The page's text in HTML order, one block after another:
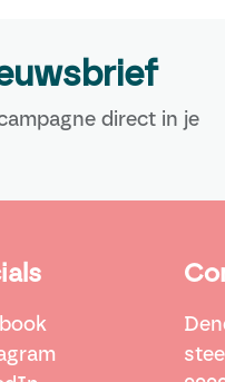
direct in je